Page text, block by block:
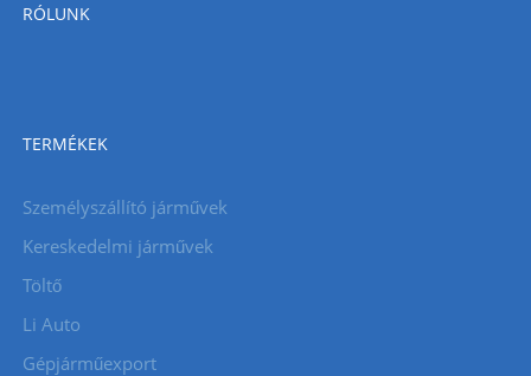
RÓLUNK
TERMÉKEK
Személyszállító járművek
Kereskedelmi járművek
Töltő
Li Auto
Gépjárműexport